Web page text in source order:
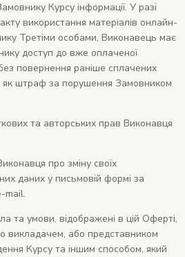
Курсу інформації. У разі
використання матеріалів онлайн-
Третіми особами, Виконавець має
доступ до вже оплаченої
повернення раніше сплачених
штраф за порушення Замовником
та авторських прав Виконавця
про зміну своїх
даних у письмовій формі за
mail.
та умови, відображені в цій Оферті,
викладачем, або представником
Курсу та іншим способом, який